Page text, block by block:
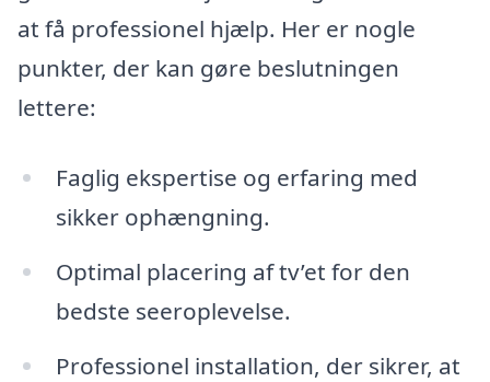
at få professionel hjælp. Her er nogle
punkter, der kan gøre beslutningen
lettere:
Faglig ekspertise og erfaring med
sikker ophængning.
Optimal placering af tv’et for den
bedste seeroplevelse.
Professionel installation, der sikrer, at